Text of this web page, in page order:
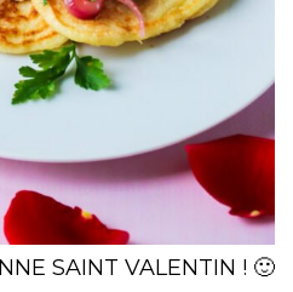
SAINT VALENTIN ! 🙂